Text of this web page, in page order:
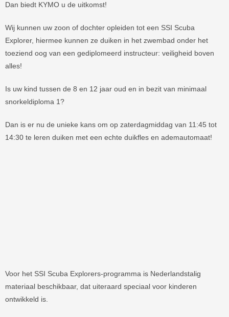
Dan biedt KYMO u de uitkomst!
Wij kunnen uw zoon of dochter opleiden tot een SSI Scuba
Explorer, hiermee kunnen ze duiken in het zwembad onder het
toeziend oog van een gediplomeerd instructeur: veiligheid boven
alles!
Is uw kind tussen de 8 en 12 jaar oud en in bezit van minimaal
snorkeldiploma 1?
Dan is er nu de unieke kans om op zaterdagmiddag van 11:45 tot
14:30 te leren duiken met een echte duikfles en ademautomaat!
Voor het SSI Scuba Explorers-programma is Nederlandstalig
materiaal beschikbaar, dat uiteraard speciaal voor kinderen
ontwikkeld is.